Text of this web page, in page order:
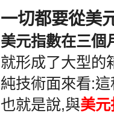
一切都要從美
美元指數在三個
就形成了大型的
純技術面來看:
也就是說,與美